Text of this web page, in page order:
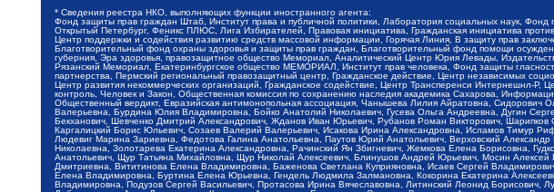
* Сведения реестра НКО, выполняющих функции иностранного агента:
Фонд защиты прав граждан Штаб, Институт права и публичной политики, Лаборатория социальных наук,
Открытый Петербург, Феникс ПЛЮС, Лига Избирателей, Правовая инициатива, Гражданская инициатива
Центр поддержки и содействия развитию средств массовой информации, Горячая Линия, В защиту прав
Благотворительный фонд охраны здоровья и защиты прав граждан, Благотворительный фонд помощи
губерния, Эра здоровья, правозащитное общество Мемориал, Аналитический Центр Юрия Левады,
Рязанский Мемориал, Екатеринбургское общество МЕМОРИАЛ, Институт прав человека, Фонд защиты
партнерства, Пермский региональный правозащитный центр, Гражданское действие, Центр независимых
Центр развития некоммерческих организаций, Гражданское содействие, Центр Трансперенси Интернешнл-
контроль, Человек и Закон, Общественная комиссия по сохранению наследия академика Сахарова,
Общественный вердикт, Евразийская антимонопольная ассоциация, Чанышева Лилия Айратовна, Сидорович
Валерьевна, Бурдина Юлия Владимировна, Бойко Анатолий Николаевич, Гусева Ольга Андреевна, Дугин
Бекханович, Шевченко Дмитрий Александрович, Жданов Иван Юрьевич, Рубанов Роман Викторович,
Каргалицкий Борис Юльевич, Созаев Валерий Валерьевич, Исакова Ирина Александровна, Исламов Тимур
Людевиг Марина Зариевна, Федотова Галина Анатольевна, Паутов Юрий Анатольевич, Верховский
Николаевна, Золотарева Екатерина Александровна, Рачинский Ян Збигневич, Жемкова Елена Борисовна,
Анатольевич, Щур Татьяна Михайловна, Щур Николай Алексеевич, Блинушов Андрей Юрьевич, Мосин
Дмитриевна, Вититинова Елена Владимировна, Баженова Светлана Куприяновна, Исаев Сергей
Елена Владимировна, Буртина Елена Юрьевна, Гендель Людмила Залмановна, Кокорина Екатерина
Владимировна, Подузов Сергей Васильевич, Протасова Ирина Вячеславовна, Литинский Леонид